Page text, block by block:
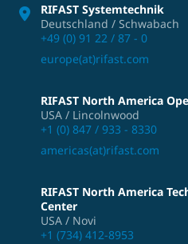
RIFAST Systemtechnik
Deutschland / Schwabach
+49 (0) 91 22 / 87 - 0
europe(at)rifast.com
RIFAST North America
USA / Lincolnwood
+1 (0) 847 / 933 - 8330
americas(at)rifast.com
RIFAST North America
Center
USA / Novi
+1 (734) 412-8953